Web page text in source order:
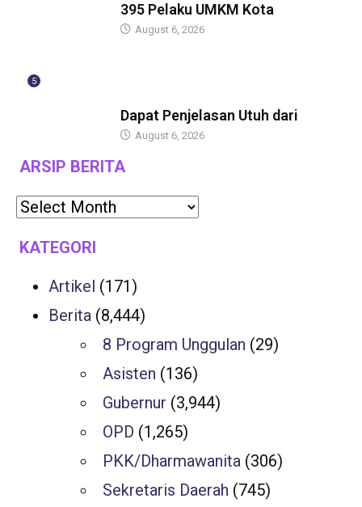
395 Pelaku UMKM Kota
August 6, 2026
5
Dapat Penjelasan Utuh dari
August 6, 2026
ARSIP BERITA
KATEGORI
Artikel (171)
Berita (8,444)
8 Program Unggulan (29)
Asisten (136)
Gubernur (3,944)
OPD (1,265)
PKK/Dharmawanita (306)
Sekretaris Daerah (745)